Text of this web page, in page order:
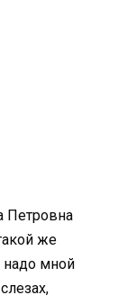
Петровна
же
надо мной